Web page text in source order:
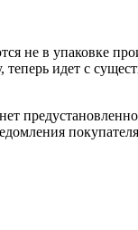
не в упаковке
идет с